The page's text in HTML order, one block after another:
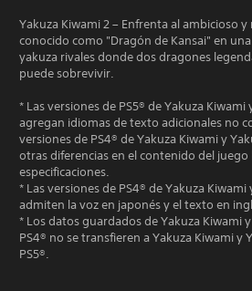
Yakuza Kiwami 2 – Enfrenta al ambicioso
conocido como "Dragón de Kansai" en
yakuza rivales donde dos dragones
puede sobrevivir.
* Las versiones de PS5® de Yakuza Kiwami
agregan idiomas de texto adicionales no
versiones de PS4® de Yakuza Kiwami y
otras diferencias en el contenido del juego
especificaciones.
* Las versiones de PS4® de Yakuza
admiten la voz en japonés y el texto en
* Los datos guardados de Yakuza Kiwami
PS4® no se transfieren a Yakuza Kiwami y
PS5®.